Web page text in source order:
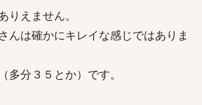
りえません。
んは確かにキレイな感じではありま
多分３５とか）です。